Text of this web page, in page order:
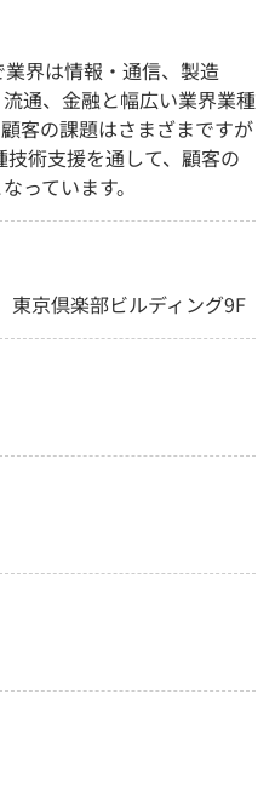
界は情報・通信、製造
通、金融と幅広い業界業種
客の課題はさまざまですが
術支援を通して、顧客の
っています。
京倶楽部ビルディング9F